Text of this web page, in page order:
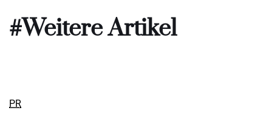
#Weitere Artikel
PR